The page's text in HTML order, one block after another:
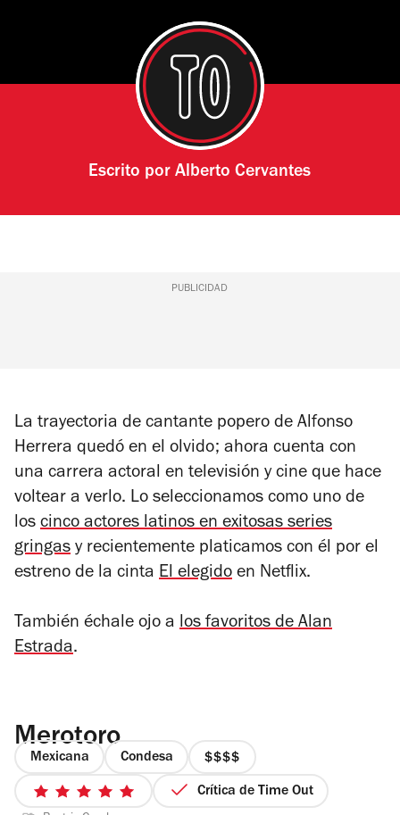
Escrito porAlberto Cervantes
PUBLICIDAD
La trayectoria de cantante popero de Alfonso
Herrera quedó en el olvido; ahora cuenta con
una carrera actoral en televisión y cine que hace
voltear a verlo. Lo seleccionamos como uno de
los cinco actores latinos en exitosas series
gringas y recientemente platicamos con él por el
estreno de la cinta El elegido en Netflix.
También échale ojo a los favoritos de Alan
Estrada.
Merotoro
Mexicana Condesa
precio
4
5
Crítica de Time Out